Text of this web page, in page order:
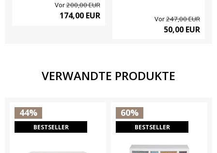
Vor200,00 EUR
174,00 EUR Vor247,00 EUR
50,00 EUR
VERWANDTE PRODUKTE
44%
BESTSELLER
60%
BESTSELLER